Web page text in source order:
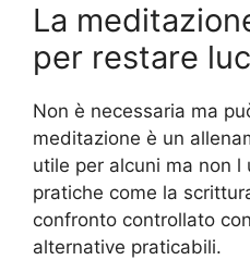
La
per restare
Non è necessaria ma
meditazione è un
utile per alcuni ma non l
pratiche come la
confronto controllato
alternative praticabili.